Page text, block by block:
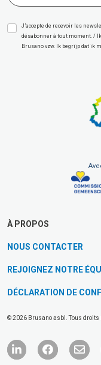
J’accepte de recevoir les
désabonner à tout moment. /
Brusano vzw. Ik begrijp dat ik
À PROPOS
NOUS CONTACTER
REJOIGNEZ NOTRE
DÉCLARATION DE
© 2026 Brusano asbl. Tous droits